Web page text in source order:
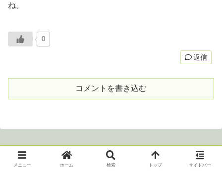
ね。
0
返信
コメントを書き込む
メニュー ホーム 検索 トップ サイドバー